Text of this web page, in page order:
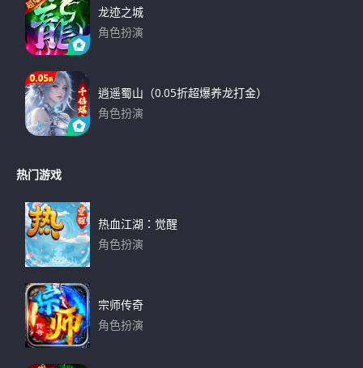
龙迹之城
角色扮演
逍遥蜀山（0.05折超爆养龙打金）
角色扮演
热门游戏
热血江湖：觉醒
角色扮演
宗师传奇
角色扮演